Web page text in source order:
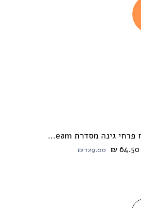
הוספה לעגלה נר בניחוח פרחי גינה מסדרת cream מבית HIKARI
64.50 ₪
129.00 ₪